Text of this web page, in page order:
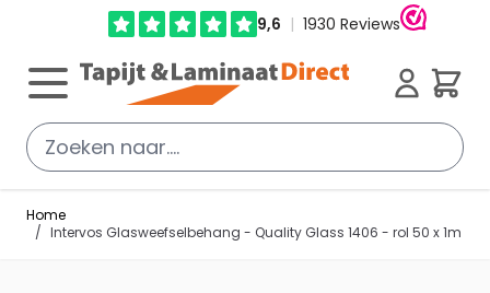
Ga direct door naar de inhoud
Cart
Home
/ Intervos Glasweefselbehang - Quality Glass 1406 - rol 50 x 1m